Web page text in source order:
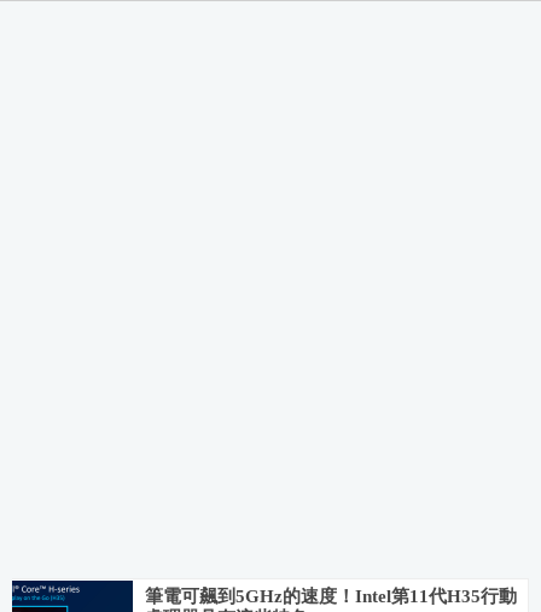
筆電可飆到5GHz的速度！Intel第11代H35行動